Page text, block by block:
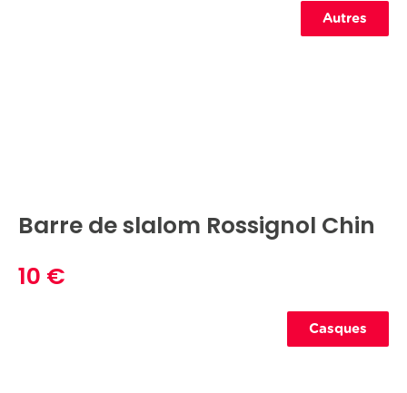
Autres
Barre de slalom Rossignol Chin
10 €
Casques